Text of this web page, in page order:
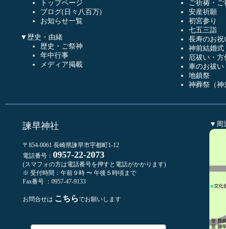
トップページ
ブログ(日々八百万)
お知らせ一覧
▼歴史・由緒
歴史・ご祭神
年中行事
メディア掲載
ご祈祷・
安産祈願
初宮参り
七五三詣
長寿のお祝
神前結婚式
厄祓い・方
車のお祓い
地鎮祭
神葬祭（神
諫早神社
〒854-0061 長崎県諫早市宇都町1-12
電話番号： 0957-22-2073
(スマフォの方は電話番号を押すと電話がかかります)
※ 受付時間：午前９時 〜 午後５時頃まで
Fax番号 ：0957-47-9133
お問合せは こちらでお願いします
▼周